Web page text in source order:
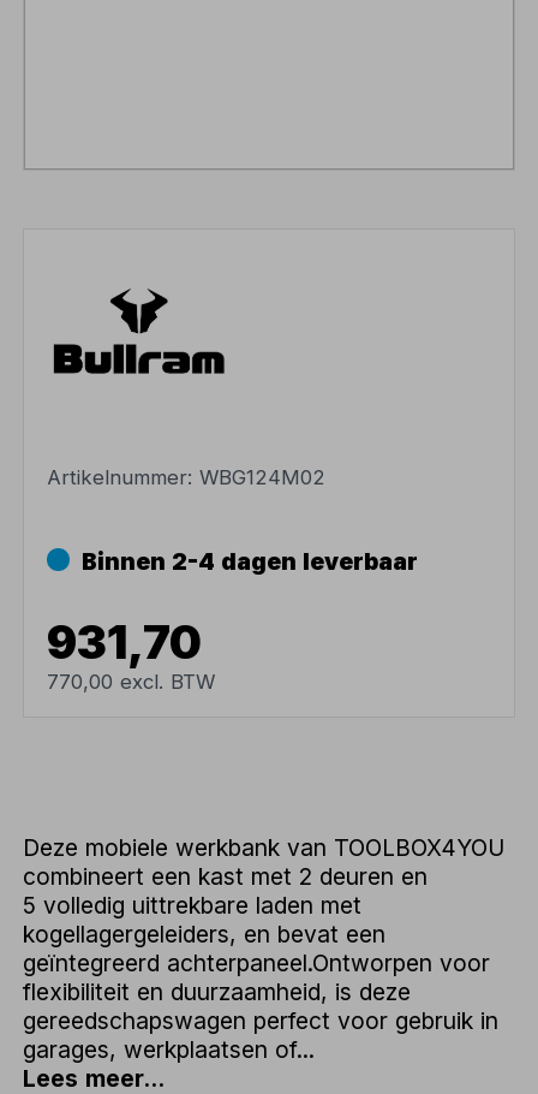
Artikelnummer:WBG124M02
Binnen 2-4 dagen leverbaar
931,70
770,00 excl. BTW
Deze mobiele werkbank van TOOLBOX4YOU
combineert een kast met 2 deuren en
5 volledig uittrekbare laden met
kogellagergeleiders, en bevat een
geïntegreerd achterpaneel.Ontworpen voor
flexibiliteit en duurzaamheid, is deze
gereedschapswagen perfect voor gebruik in
garages, werkplaatsen of...
Lees meer...